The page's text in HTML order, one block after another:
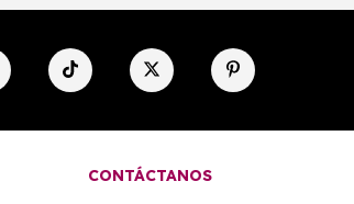
CONTÁCTANOS